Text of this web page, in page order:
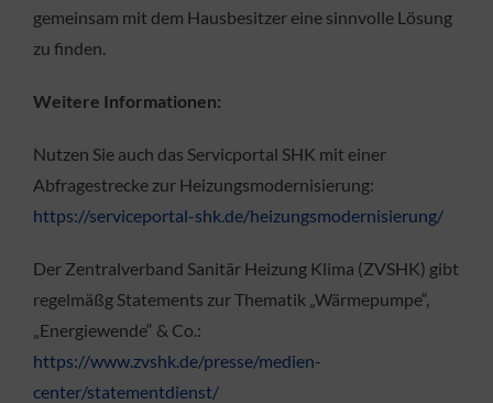
gemeinsam mit dem Hausbesitzer eine sinnvolle Lösung
zu finden.
Weitere Informationen:
Nutzen Sie auch das Servicportal SHK mit einer
Abfragestrecke zur Heizungsmodernisierung:
https://serviceportal-shk.de/heizungsmodernisierung/
Der Zentralverband Sanitär Heizung Klima (ZVSHK) gibt
regelmäßg Statements zur Thematik „Wärmepumpe“,
„Energiewende“ & Co.:
https://www.zvshk.de/presse/medien-
center/statementdienst/